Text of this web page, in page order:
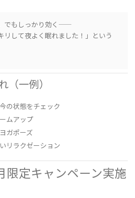
でもしっかり効く——
リして夜よく眠れました！」という
（一例）
の状態をチェック
ムアップ
ガポーズ
リラクゼーション
限定キャンペーン実施